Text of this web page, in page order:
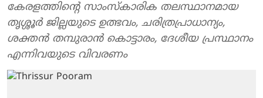
കേരളത്തിന്റെ സാംസ്കാരിക തലസ്ഥാനമായ
തൃശ്ശൂർ ജില്ലയുടെ ഉത്ഭവം, ചരിത്രപ്രാധാന്യം,
ശക്തൻ തമ്പുരാൻ കൊട്ടാരം, ദേശീയ പ്രസ്ഥാനം
എന്നിവയുടെ വിവരണം